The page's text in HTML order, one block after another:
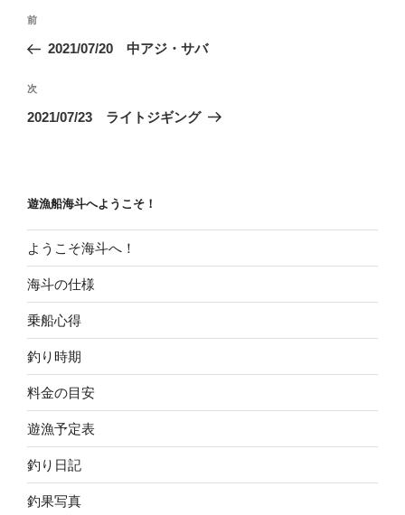
投
ビ
ゲ
ン
前
の
稿
前
2021/07/20 中アジ・サバ
次
の
次
2021/07/23 ライトジギング
遊漁船海斗へようこそ！
ようこそ海斗へ！
海斗の仕様
乗船心得
釣り時期
料金の目安
遊漁予定表
釣り日記
釣果写真